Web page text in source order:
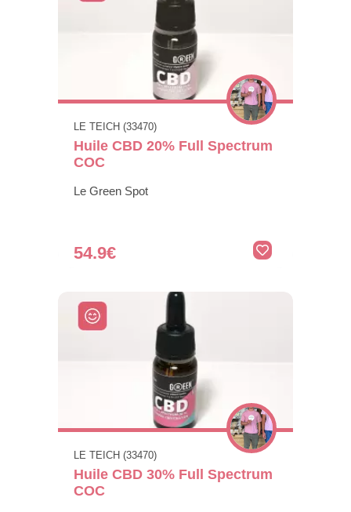
LE TEICH (33470)
Huile CBD 20% Full Spectrum
COC
Le Green Spot
54.9€
LE TEICH (33470)
Huile CBD 30% Full Spectrum
COC